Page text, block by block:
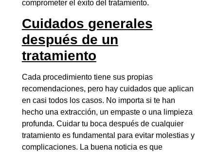
comprometer el éxito del tratamiento.
Cuidados generales
después de un
tratamiento
Cada procedimiento tiene sus propias
recomendaciones, pero hay cuidados que aplican
en casi todos los casos. No importa si te han
hecho una extracción, un empaste o una limpieza
profunda. Cuidar tu boca después de cualquier
tratamiento es fundamental para evitar molestias y
complicaciones. La buena noticia es que